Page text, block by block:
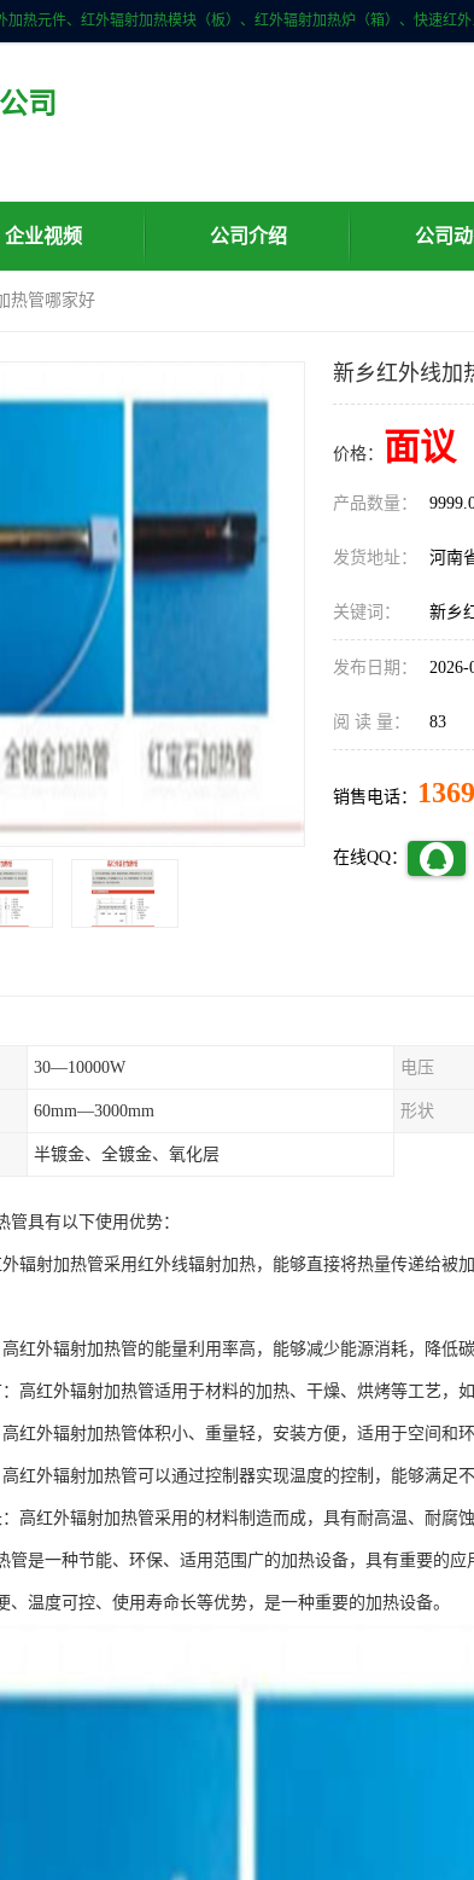
许昌市红外技术研究
司
企业视频 公司介绍 公司
热管哪家好
新乡红外线加
价格： 面议
产品数量：
发货地址： 河南
关键词： 新乡
发布日期： 2026-
阅 读 量： 83
销售电话：
在线QQ：
30—10000W 电压
60mm—3000mm 形状
半镀金、全镀金、氧化层
管具有以下使用优势：
辐射加热管采用红外线辐射加热，能够直接将热量传递给被
红外辐射加热管的能量利用率高，能够减少能源消耗，降低
高红外辐射加热管适用于材料的加热、干燥、烘烤等工艺，
红外辐射加热管体积小、重量轻，安装方便，适用于空间和环
红外辐射加热管可以通过控制器实现温度的控制，能够满足
高红外辐射加热管采用的材料制造而成，具有耐高温、耐腐
管是一种节能、环保、适用范围广的加热设备，具有重要的
、温度可控、使用寿命长等优势，是一种重要的加热设备。